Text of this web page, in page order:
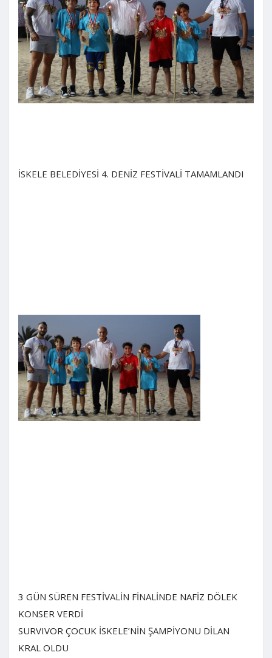
İSKELE BELEDİYESİ 4. DENİZ FESTİVALİ TAMAMLANDI
3 GÜN SÜREN FESTİVALİN FİNALİNDE NAFİZ DÖLEK
KONSER VERDİ
SURVIVOR ÇOCUK İSKELE’NİN ŞAMPİYONU DİLAN
KRAL OLDU